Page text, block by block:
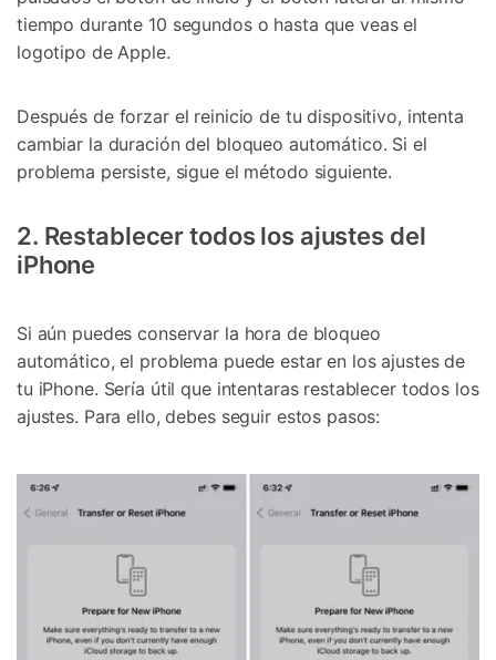
tiempo durante 10 segundos o hasta que veas el
logotipo de Apple.
Después de forzar el reinicio de tu dispositivo, intenta
cambiar la duración del bloqueo automático. Si el
problema persiste, sigue el método siguiente.
2. Restablecer todos los ajustes del
iPhone
Si aún puedes conservar la hora de bloqueo
automático, el problema puede estar en los ajustes de
tu iPhone. Sería útil que intentaras restablecer todos los
ajustes. Para ello, debes seguir estos pasos: